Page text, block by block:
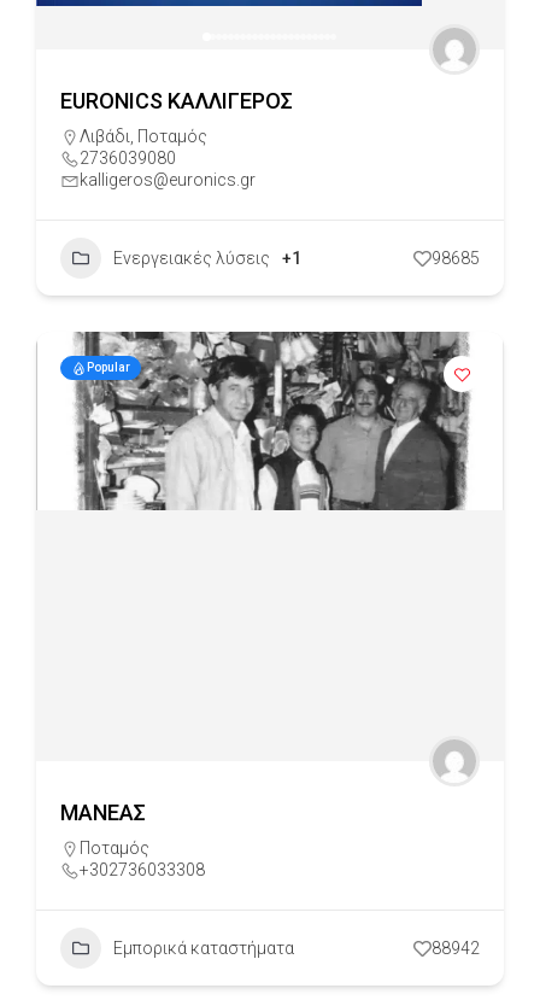
EURONICS ΚΑΛΛΙΓΕΡΟΣ
Λιβάδι
Ποταμός
2736039080
kalligeros@euronics.gr
Ενεργειακές λύσεις +1 98685
Popular
ΜΑΝΕΑΣ
Ποταμός
+302736033308
Εμπορικά καταστήματα 88942